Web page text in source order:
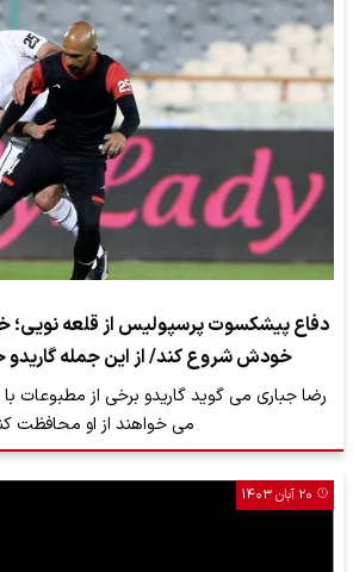
دفاع پیشکسوت پرسپولیس از قلعه نویی؛
خودش شروع کند/ از این‌ جمله
رضا جباری می گوید گاریدو برخی از مطبوعات با
می خواهند از او محافظت
۲۰ آبان ۱۴۰۳